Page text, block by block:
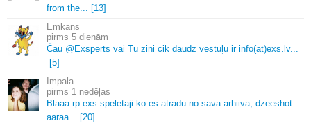
from the.
[13]
Emkans
5 dienām
Čau @Exsperts vai Tu zini cik daudz vēstuļu ir info(at)exs. lv.
[5]
Impala
1 nedēļas
Blaaa rp. exs speletaji ko es atradu no sava arhiiva, dzeeshot
aaraa.
[20]